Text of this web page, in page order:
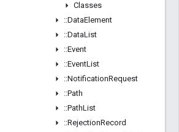
Classes
::DataElement
::DataList
::Event
::EventList
::NotificationRequest
::Path
::PathList
::RejectionRecord